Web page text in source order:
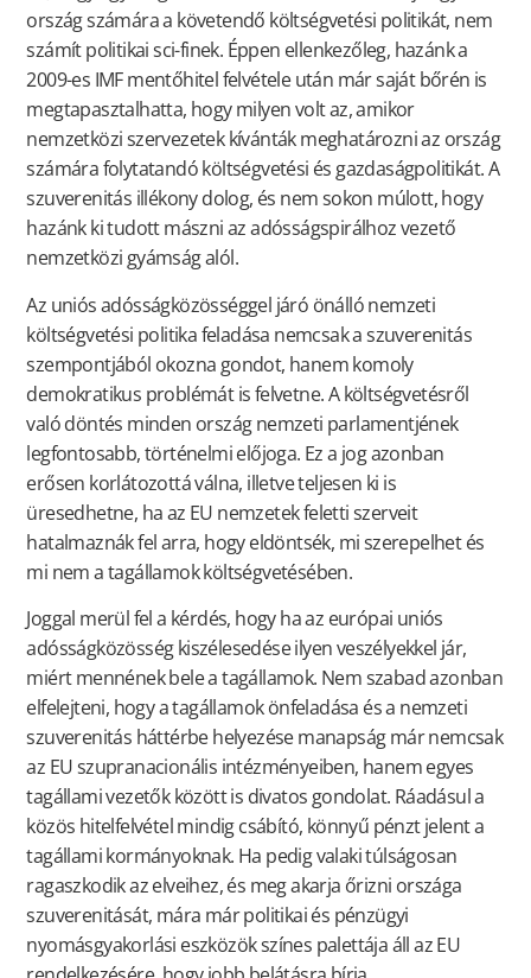
ország számára a követendő költségvetési politikát, nem
számít politikai sci-finek. Éppen ellenkezőleg, hazánk a
2009-es IMF mentőhitel felvétele után már saját bőrén is
megtapasztalhatta, hogy milyen volt az, amikor
nemzetközi szervezetek kívánták meghatározni az ország
számára folytatandó költségvetési és gazdaságpolitikát. A
szuverenitás illékony dolog, és nem sokon múlott, hogy
hazánk ki tudott mászni az adósságspirálhoz vezető
nemzetközi gyámság alól.
Az uniós adósságközösséggel járó önálló nemzeti
költségvetési politika feladása nemcsak a szuverenitás
szempontjából okozna gondot, hanem komoly
demokratikus problémát is felvetne. A költségvetésről
való döntés minden ország nemzeti parlamentjének
legfontosabb, történelmi előjoga. Ez a jog azonban
erősen korlátozottá válna, illetve teljesen ki is
üresedhetne, ha az EU nemzetek feletti szerveit
hatalmaznák fel arra, hogy eldöntsék, mi szerepelhet és
mi nem a tagállamok költségvetésében.
Joggal merül fel a kérdés, hogy ha az európai uniós
adósságközösség kiszélesedése ilyen veszélyekkel jár,
miért mennének bele a tagállamok. Nem szabad azonban
elfelejteni, hogy a tagállamok önfeladása és a nemzeti
szuverenitás háttérbe helyezése manapság már nemcsak
az EU szupranacionális intézményeiben, hanem egyes
tagállami vezetők között is divatos gondolat. Ráadásul a
közös hitelfelvétel mindig csábító, könnyű pénzt jelent a
tagállami kormányoknak. Ha pedig valaki túlságosan
ragaszkodik az elveihez, és meg akarja őrizni országa
szuverenitását, mára már politikai és pénzügyi
nyomásgyakorlási eszközök színes palettája áll az EU